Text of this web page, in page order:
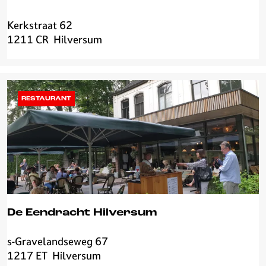
N
o
h
H
i
l
v
e
r
s
u
m
Kerkstraat 62
1211 CR Hilversum
De Eendracht Hilversum
D
e
RESTAURANT
s-Gravelandseweg 67
1217 ET Hilversum